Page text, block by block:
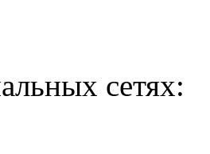
сетях: